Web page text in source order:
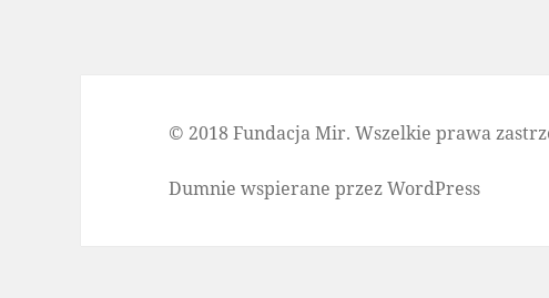
© 2018 Fundacja Mir. Wszelkie prawa
Dumnie wspierane przez WordPress